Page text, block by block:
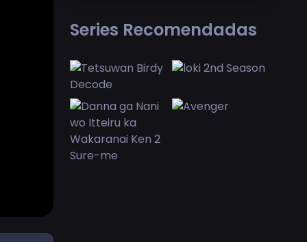
Series Recomendadas